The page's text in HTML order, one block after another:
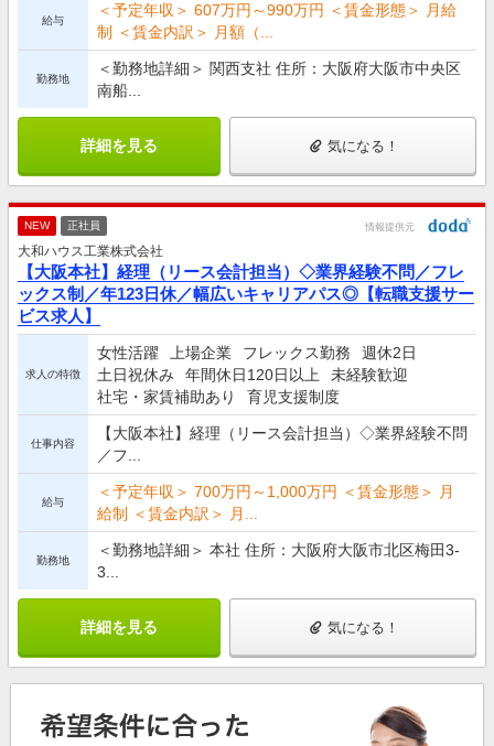
給与
＜予定年収＞ 607万円～990万円 ＜賃金形態＞ 月給
制 ＜賃金内訳＞ 月額（...
勤務地
＜勤務地詳細＞ 関西支社 住所：大阪府大阪市中央区
南船...
詳細を見る 気になる！
NEW 正社員 情報提供元
大和ハウス工業株式会社
【大阪本社】経理（リース会計担当）◇業界経験不問／フレ
ックス制／年123日休／幅広いキャリアパス◎【転職支援サー
ビス求人】
求人の特徴
女性活躍 上場企業 フレックス勤務
週休2日
土日祝休み
年間休日120日以上
未経験歓迎
社宅・家賃補助あり
育児支援制度
仕事内容
【大阪本社】経理（リース会計担当）◇業界経験不問
／フ...
給与
＜予定年収＞ 700万円～1,000万円 ＜賃金形態＞ 月
給制 ＜賃金内訳＞ 月...
勤務地
＜勤務地詳細＞ 本社 住所：大阪府大阪市北区梅田3-
3...
詳細を見る 気になる！